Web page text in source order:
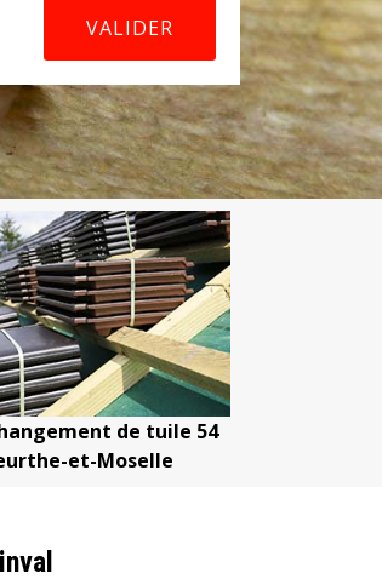
Devis nettoyage de toiture 54
Meurthe-et-Moselle